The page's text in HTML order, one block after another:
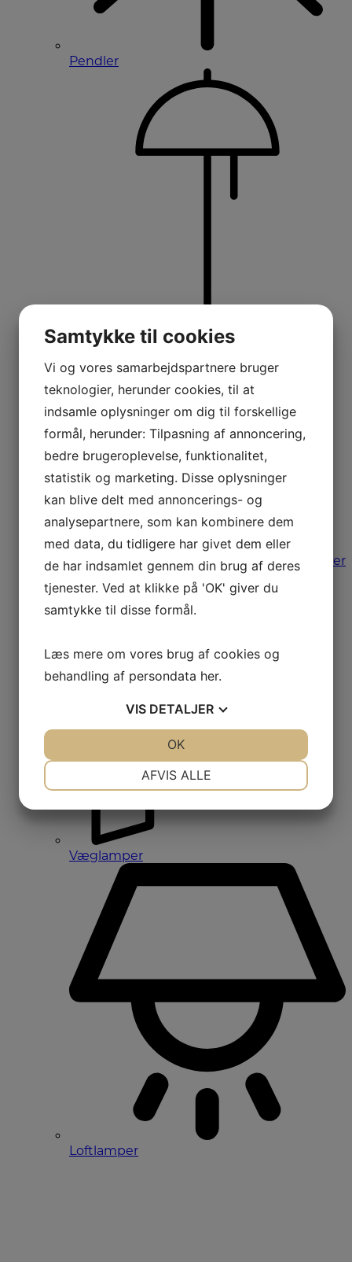
Pendler
Bordlamper
Væglamper
Loftlamper
Samtykke til cookies
Vi og vores samarbejdspartnere bruger
teknologier, herunder cookies, til at
indsamle oplysninger om dig til forskellige
formål, herunder: Tilpasning af annoncering,
bedre brugeroplevelse, funktionalitet,
statistik og marketing. Disse oplysninger
kan blive delt med annoncerings- og
analysepartnere, som kan kombinere dem
med data, du tidligere har givet dem eller
de har indsamlet gennem din brug af deres
tjenester. Ved at klikke på 'OK' giver du
samtykke til disse formål.
Læs mere om vores brug af cookies og
behandling af persondata her.
VIS DETALJER
MARKETING
AFVIS ALLE
OK